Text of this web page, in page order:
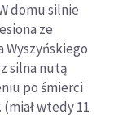
domu silnie
ze
silna nutą
po śmierci
wtedy 11